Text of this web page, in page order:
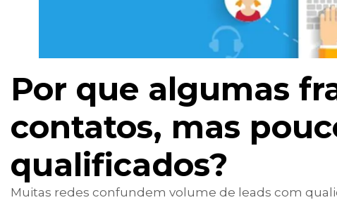
Por que algumas
contatos, mas
qualificados?
Muitas redes confundem volume de leads com